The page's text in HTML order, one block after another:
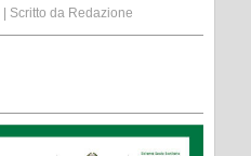
Scritto da Redazione